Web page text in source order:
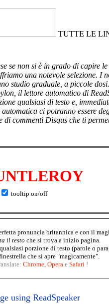
TUTTE LE
se non si è in grado di capire
una notevole selezione.
studio graduale, a piccole
il lettore automatico di
qualsiasi di testo e,
ci potranno essere
di commenti Disqus che ti
tooltip on/off
pronuncia britannica e con il
il testo che si trova a inizio pagina.
porzione di testo (parole o
che si apre "magicamente".
Chrome, Operae Safari !